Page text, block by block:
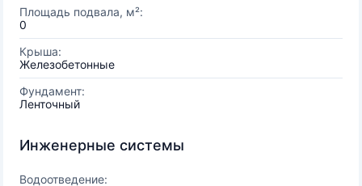
Площадь подвала, м²:
0
Крыша:
Железобетонные
Фундамент:
Ленточный
Инженерные системы
Водоотведение: